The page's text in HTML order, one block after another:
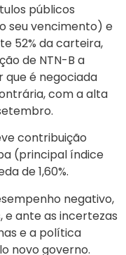
públicos
seu vencimento) e
52% da carteira,
de NTN-B a
que é negociada
com a alta
contribuição
(principal índice
de 1,60%.
negativo,
e ante as incertezas
e a política
novo governo.